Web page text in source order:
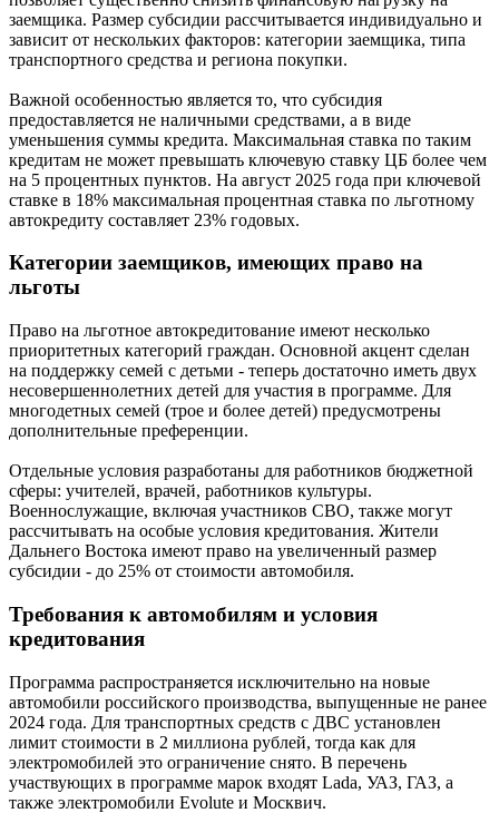
заемщика. Размер субсидии рассчитывается индивидуально и
зависит от нескольких факторов: категории заемщика, типа
транспортного средства и региона покупки.
Важной особенностью является то, что субсидия
предоставляется не наличными средствами, а в виде
уменьшения суммы кредита. Максимальная ставка по таким
кредитам не может превышать ключевую ставку ЦБ более чем
на 5 процентных пунктов. На август 2025 года при ключевой
ставке в 18% максимальная процентная ставка по льготному
автокредиту составляет 23% годовых.
Категории заемщиков, имеющих право на
льготы
Право на льготное автокредитование имеют несколько
приоритетных категорий граждан. Основной акцент сделан
на поддержку семей с детьми - теперь достаточно иметь двух
несовершеннолетних детей для участия в программе. Для
многодетных семей (трое и более детей) предусмотрены
дополнительные преференции.
Отдельные условия разработаны для работников бюджетной
сферы: учителей, врачей, работников культуры.
Военнослужащие, включая участников СВО, также могут
рассчитывать на особые условия кредитования. Жители
Дальнего Востока имеют право на увеличенный размер
субсидии - до 25% от стоимости автомобиля.
Требования к автомобилям и условия
кредитования
Программа распространяется исключительно на новые
автомобили российского производства, выпущенные не ранее
2024 года. Для транспортных средств с ДВС установлен
лимит стоимости в 2 миллиона рублей, тогда как для
электромобилей это ограничение снято. В перечень
участвующих в программе марок входят Lada, УАЗ, ГАЗ, а
также электромобили Evolute и Москвич.